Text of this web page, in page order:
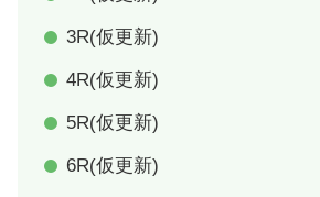
3R(仮更新)
4R(仮更新)
5R(仮更新)
6R(仮更新)